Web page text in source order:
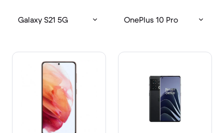
Galaxy S21 5G OnePlus 10 Pro